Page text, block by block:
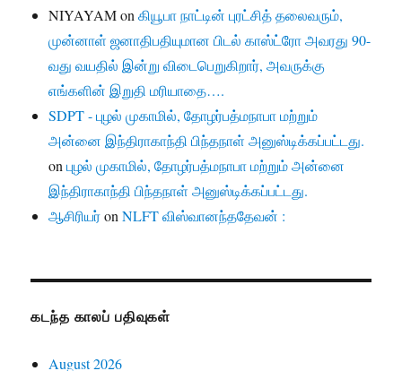
NIYAYAMonகியூபா நாட்டின் புரட்சித் தலைவரும்,
முன்னாள் ஜனாதிபதியுமான பிடல் காஸ்ட்ரோ அவரது 90-
வது வயதில் இன்று விடைபெறுகிறார், அவருக்கு
எங்களின் இறுதி மரியாதை….
SDPT - புழல் முகாமில், தோழர்பத்மநாபா மற்றும்
அன்னை இந்திராகாந்தி பிந்தநாள் அனுஸ்டிக்கப்பட்டது.
onபுழல் முகாமில், தோழர்பத்மநாபா மற்றும் அன்னை
இந்திராகாந்தி பிந்தநாள் அனுஸ்டிக்கப்பட்டது.
ஆசிரியர்onNLFT விஸ்வானந்ததேவன் :
கடந்த காலப் பதிவுகள்
August 2026